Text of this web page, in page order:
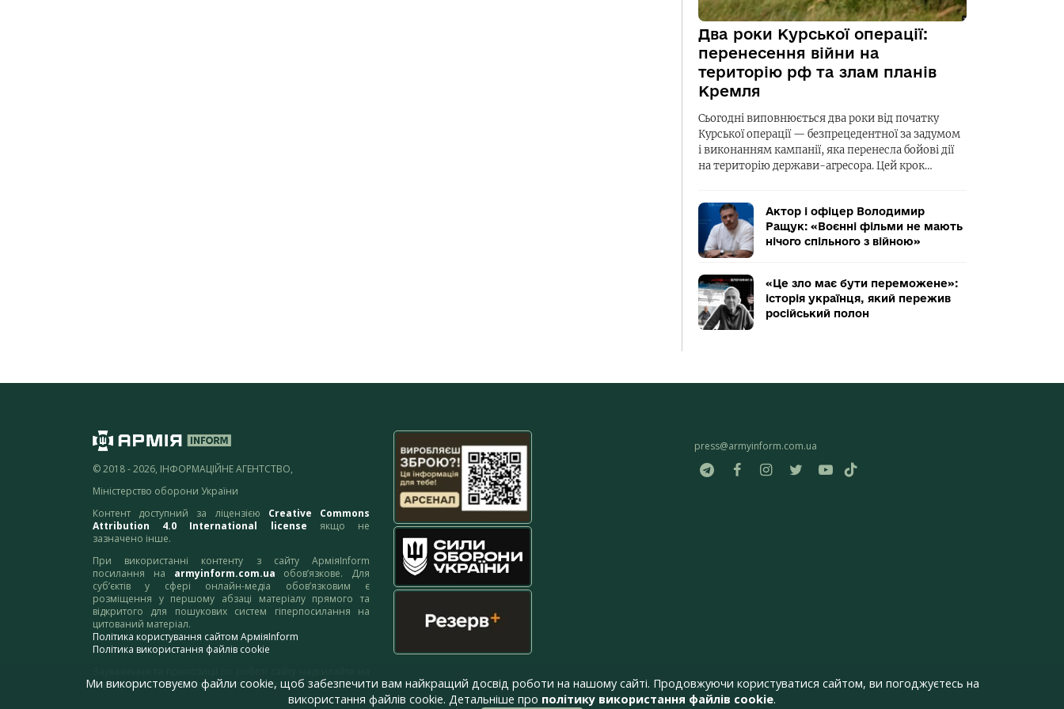
Два роки Курської операції:
перенесення війни на
територію рф та злам планів
Кремля
Сьогодні виповнюється два роки від початку
Курської операції — безпрецедентної за задумом
і виконанням кампанії, яка перенесла бойові дії
на територію держави-агресора. Цей крок…
Актор і офіцер Володимир
Ращук: «Воєнні фільми не мають
нічого спільного з війною»
«Це зло має бути переможене»:
історія українця, який пережив
російський полон
© 2018 - 2026, ІНФОРМАЦІЙНЕ АГЕНТСТВО,
Міністерство оборони України
Контент доступний за ліцензією Creative Commons
Attribution 4.0 International license якщо не
зазначено інше.
При використанні контенту з сайту АрміяInform
посилання на armyinform.com.ua обов’язкове. Для
суб’єктів у сфері онлайн-медіа обов’язковим є
розміщення у першому абзаці матеріалу прямого та
відкритого для пошукових систем гіперпосилання на
цитований матеріал.
Політика користування сайтом АрміяInform
Політика використання файлів cookie
адресу:webmaster@armyinform.com.ua
press@armyinform.com.ua
Ми використовуємо файли cookie, щоб забезпечити вам найкращий досвід роботи на нашому сайті. Продовжуючи користуватися сайтом, ви погоджуєтесь на
використання файлів cookie. Детальніше про політику використання файлів cookie.